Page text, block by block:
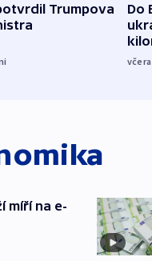
Trumpova
Do
včera
míří na e-